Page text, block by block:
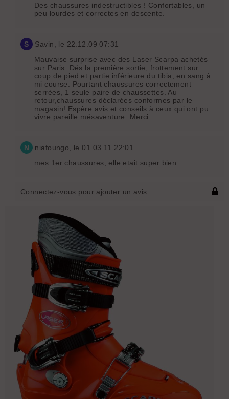
Des chaussures indestructibles ! Confortables, un
peu lourdes et correctes en descente.
S Savin , le 22.12.09 07:31
Mauvaise surprise avec des Laser Scarpa achetés
sur Paris. Dés la première sortie, frottement sur
coup de pied et partie inférieure du tibia, en sang à
mi course. Pourtant chaussures correctement
serrées, 1 seule paire de chaussettes. Au
retour,chaussures déclarées conformes par le
magasin! Espère avis et conseils à ceux qui ont pu
vivre pareille mésaventure. Merci
N niafoungo , le 01.03.11 22:01
mes 1er chaussures, elle etait super bien.
Connectez-vous pour ajouter un avis